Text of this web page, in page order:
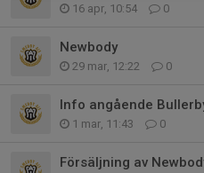
16 apr, 10:54 0
Newbody
29 mar, 12:22 0
Info angående
1 mar, 11:43 0
Försäljning av